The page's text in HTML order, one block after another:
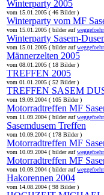
Winterparty 2005
vom 15.01.2005 ( 46 Bilder )
Winterparty vom MF
vom 15.01.2005 ( bilder auf
Winterparty Sasem-
vom 15.01.2005 ( bilder auf
Männerzelten 2005
vom 08.01.2005 ( 18 Bilder )
TREFFEN 2005
vom 01.01.2005 ( 52 Bilder )
TREFFEN SASEM
vom 19.09.2004 ( 105 Bilder )
Motorradtreffen MF
vom 11.09.2004 ( bilder auf
Sasemdusem Treffen
vom 10.09.2004 ( 178 Bilder )
Motorradtreffen MF
vom 10.09.2004 ( bilder auf
Motorradtreffen MF
vom 10.09.2004 ( bilder auf
Hakorennen 2004
vom 14.08.2004 ( 98 Bilder )